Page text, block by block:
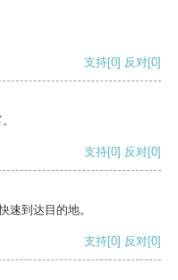
支持[0] 反对[0]
支持[0] 反对[0]
速到达目的地。
支持[0] 反对[0]